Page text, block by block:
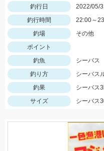
釣行日
2022/05/
釣行時間
22:00～
釣場
その他
ポイント
釣魚
シーバス
釣り方
シーバス
釣果
シーバス
サイズ
シーバス